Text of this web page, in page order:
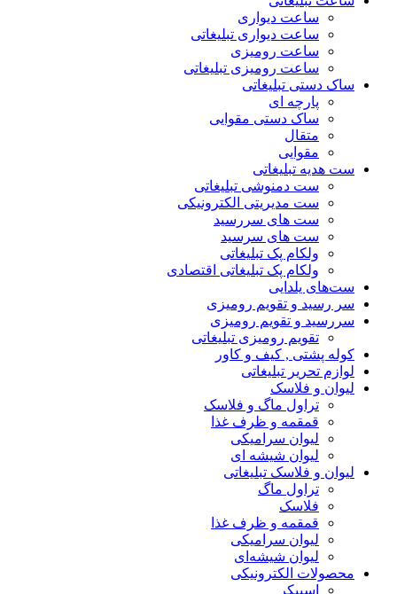
ساعت دیواری
ساعت دیواری تبلیغاتی
ساعت رومیزی
ساعت رومیزی تبلیغاتی
ساک دستی تبلیغاتی
پارچه ای
ساک دستی مقوایی
متقال
مقوایی
ست هدیه تبلیغاتی
ست دمنوشی تبلیغاتی
ست مدیریتی الکترونیکی
ست های سررسید
ست های سرسید
ولکام پک تبلیغاتی
ولکام پک تبلیغاتی اقتصادی
ست‌های یلدایی
سر رسید و تقویم رومیزی
سررسید و تقویم رومیزی
تقویم رومیزی تبلیغاتی
کوله پشتی , کیف و کاور
لوازم تحریر تبلیغاتی
لیوان و فلاسک
تراول ماگ و فلاسک
قمقمه و ظرف غذا
لیوان سرامیکی
لیوان شیشه ای
لیوان و فلاسک تبلیغاتی
تراول ماگ
فلاسک
قمقمه و ظرف غذا
لیوان سرامیکی
لیوان شیشه‌ای
محصولات الکترونیکی
اسپیکر